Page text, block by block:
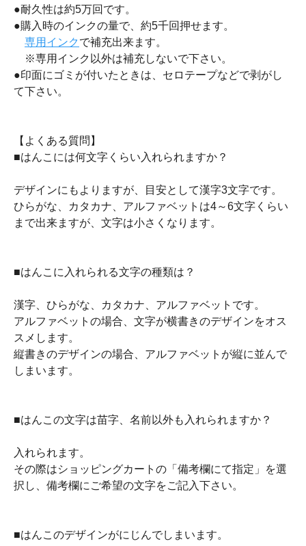
●耐久性は約5万回です。
●購入時のインクの量で、約5千回押せます。
専用インク で補充出来ます。
※専用インク以外は補充しないで下さい。
●印面にゴミが付いたときは、セロテープなどで剥がし
て下さい。
【よくある質問】
■はんこには何文字くらい入れられますか？
デザインにもよりますが、目安として漢字3文字です。
ひらがな、カタカナ、アルファベットは4～6文字くらい
まで出来ますが、文字は小さくなります。
■はんこに入れられる文字の種類は？
漢字、ひらがな、カタカナ、アルファベットです。
アルファベットの場合、文字が横書きのデザインをオス
スメします。
縦書きのデザインの場合、アルファベットが縦に並んで
しまいます。
■はんこの文字は苗字、名前以外も入れられますか？
入れられます。
その際はショッピングカートの「備考欄にて指定」を選
択し、備考欄にご希望の文字をご記入下さい。
■はんこのデザインがにじんでしまいます。